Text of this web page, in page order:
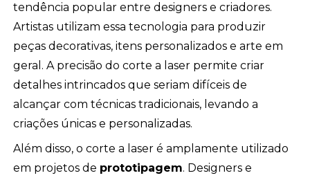
tendência popular entre designers e criadores.
Artistas utilizam essa tecnologia para produzir
peças decorativas, itens personalizados e arte em
geral. A precisão do corte a laser permite criar
detalhes intrincados que seriam difíceis de
alcançar com técnicas tradicionais, levando a
criações únicas e personalizadas.
Além disso, o corte a laser é amplamente utilizado
em projetos de prototipagem. Designers e